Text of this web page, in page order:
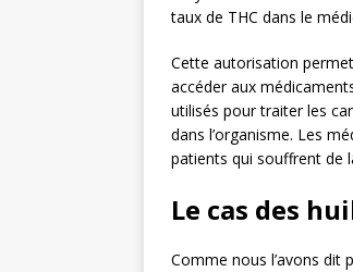
taux de THC dans le
Cette autorisation
accéder aux
utilisés pour traiter les
dans l’organisme. Les
patients qui souffrent de
Le cas des
Comme nous l’avons dit